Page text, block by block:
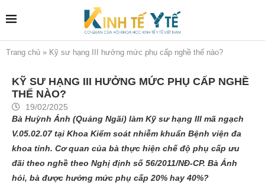
Trang chủ » Kỹ sư hạng III hưởng mức phụ cấp nghề thế nào?
KỸ SƯ HẠNG III HƯỞNG MỨC PHỤ CẤP NGHỀ
THẾ NÀO?
19/02/2025
Bà Huỳnh Ánh (Quảng Ngãi) làm Kỹ sư hạng III mã ngạch
V.05.02.07 tại Khoa Kiểm soát nhiễm khuẩn Bệnh viện đa
khoa tỉnh. Cơ quan của bà thực hiện chế độ phụ cấp ưu
đãi theo nghề theo Nghị định số 56/2011/NĐ-CP. Bà Ánh
hỏi, bà được hưởng mức phụ cấp 20% hay 40%?